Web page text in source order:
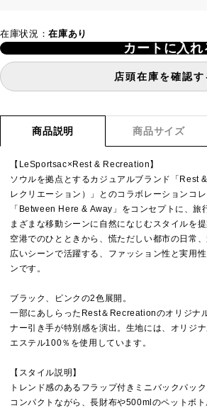
在庫状況：在庫あり
カートに入れ
店頭在庫を確認す
商品説明 商品サイズ
【LeSportsac×Rest & Recreation】
ソウルを拠点とするカジュアルブランド「Rest
レクリエーション）」とのコラボレーションコレ
「Between Here & Away」をコンセプトに、旅
まざまな移動シーンに自然になじむスタイルを提
空港でのひとときから、慌ただしい都市の日常
広いシーンで活躍する、ファッション性と実用
ンです。
ブラック、ピンクの2色展開。
一部にあしらったRest＆Recreationのオリジナ
ナー引き手が特別感を演出。生地には、オリジ
エステル100％を使用しています。
【スタイル説明】
トレンド感のあるフラップ付きミニバックパック
コンパクトながら、長財布や500mlのペットボ